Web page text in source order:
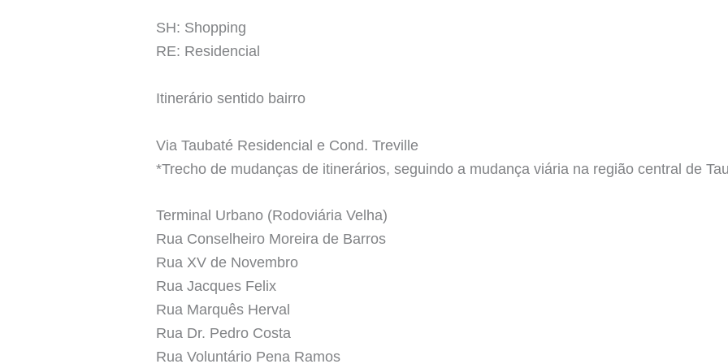
SH: Shopping
RE: Residencial
Itinerário sentido bairro
Via Taubaté Residencial e Cond. Treville
*Trecho de mudanças de itinerários, seguindo a mudança viária na região central de
Terminal Urbano (Rodoviária Velha)
Rua Conselheiro Moreira de Barros
Rua XV de Novembro
Rua Jacques Felix
Rua Marquês Herval
Rua Dr. Pedro Costa
Rua Voluntário Pena Ramos